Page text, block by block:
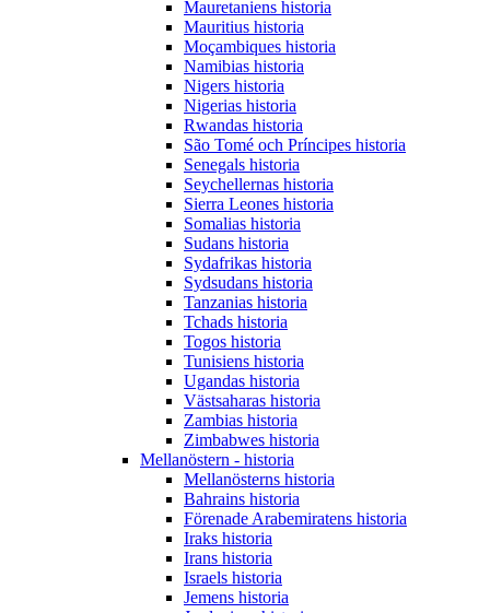
Mauretaniens historia
Mauritius historia
Moçambiques historia
Namibias historia
Nigers historia
Nigerias historia
Rwandas historia
São Tomé och Príncipes historia
Senegals historia
Seychellernas historia
Sierra Leones historia
Somalias historia
Sudans historia
Sydafrikas historia
Sydsudans historia
Tanzanias historia
Tchads historia
Togos historia
Tunisiens historia
Ugandas historia
Västsaharas historia
Zambias historia
Zimbabwes historia
Mellanöstern - historia
Mellanösterns historia
Bahrains historia
Förenade Arabemiratens historia
Iraks historia
Irans historia
Israels historia
Jemens historia